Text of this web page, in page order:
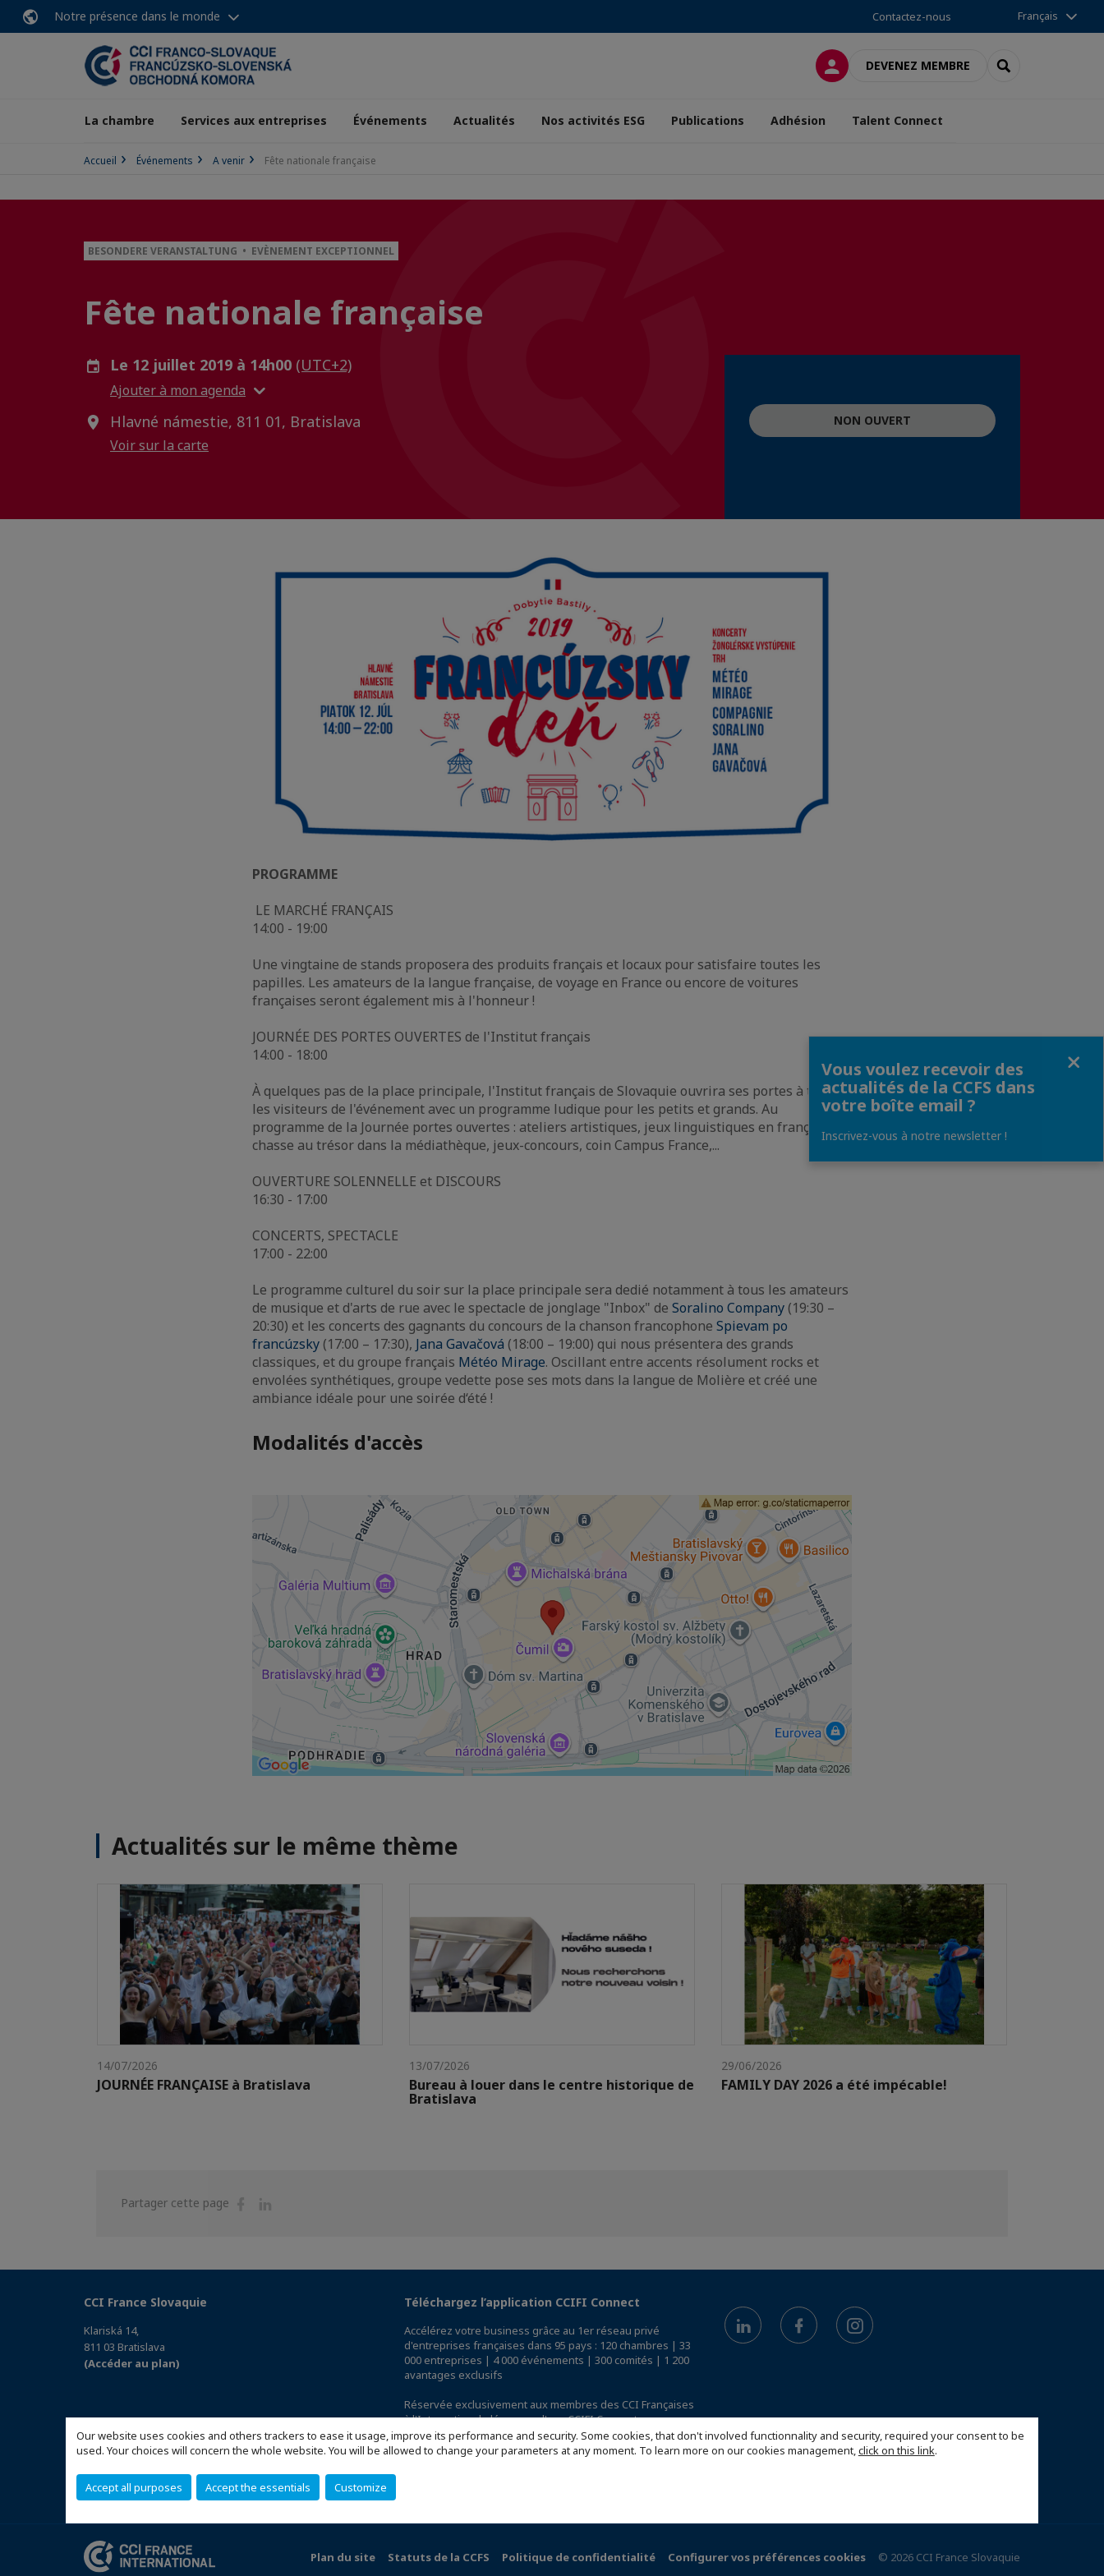
Our website uses cookies and others trackers to ease it usage, improve its performance and security. Some cookies, that don't involved functionnality and security, required your consent to be
used. Your choices will concern the whole website. You will be allowed to change your parameters at any moment. To learn more on our cookies management,click on this link.
Accept all purposes Accept the essentials Customize
Notre présence dans le monde Contactez-nous Français
CONNEXIONDEVENEZ MEMBRE RECHERCHER
La chambre Services aux entreprises Événements Actualités Nos activités ESG Publications Adhésion Talent Connect
Accueil Événements A venir Fête nationale française
BESONDERE VERANSTALTUNG • EVÈNEMENT EXCEPTIONNEL
Fête nationale française
Le 12 juillet 2019 à 14h00 (UTC+2)
Ajouter à mon agenda
Hlavné námestie, 811 01, Bratislava
Voir sur la carte
NON OUVERT
PROGRAMME
LE MARCHÉ FRANÇAIS
14:00 - 19:00
Une vingtaine de stands proposera des produits français et locaux pour satisfaire toutes les
papilles. Les amateurs de la langue française, de voyage en France ou encore de voitures
françaises seront également mis à l'honneur !
JOURNÉE DES PORTES OUVERTES de l'Institut français
14:00 - 18:00
À quelques pas de la place principale, l'Institut français de Slovaquie ouvrira ses portes à tous
les visiteurs de l'événement avec un programme ludique pour les petits et grands. Au
programme de la Journée portes ouvertes : ateliers artistiques, jeux linguistiques en français, la
chasse au trésor dans la médiathèque, jeux-concours, coin Campus France,...
OUVERTURE SOLENNELLE et DISCOURS
16:30 - 17:00
CONCERTS, SPECTACLE
17:00 - 22:00
Le programme culturel du soir sur la place principale sera dedié notamment à tous les amateurs
de musique et d'arts de rue avec le spectacle de jonglage "Inbox" de Soralino Company (19:30 –
20:30) et les concerts des gagnants du concours de la chanson francophone Spievam po
francúzsky (17:00 – 17:30), Jana Gavačová (18:00 – 19:00) qui nous présentera des grands
classiques, et du groupe français Météo Mirage. Oscillant entre accents résolument rocks et
envolées synthétiques, groupe vedette pose ses mots dans la langue de Molière et créé une
ambiance idéale pour une soirée d‘été !
Modalités d'accès
Actualités sur le même thème
14/07/2026
JOURNÉE FRANÇAISE à Bratislava
13/07/2026
Bureau à louer dans le centre historique de
Bratislava
29/06/2026
FAMILY DAY 2026 a été impécable!
Partager cette page
Partager
CCI France Slovaquie
Klariská 14,
811 03 Bratislava
(Accéder au plan)
Téléchargez l’application CCIFI Connect
Accélérez votre business grâce au 1er réseau privé
d'entreprises françaises dans 95 pays : 120 chambres | 33
000 entreprises | 4 000 événements | 300 comités | 1 200
avantages exclusifs
Réservée exclusivement aux membres des CCI Françaises
à l'International,découvrez l'app CCIFI Connect.
Plan du site Statuts de la CCFS Politique de confidentialité Configurer vos préférences cookies © 2026 CCI France Slovaquie
Vous voulez recevoir des
actualités de la CCFS dans
votre boîte email ?
Inscrivez-vous à notre newsletter !